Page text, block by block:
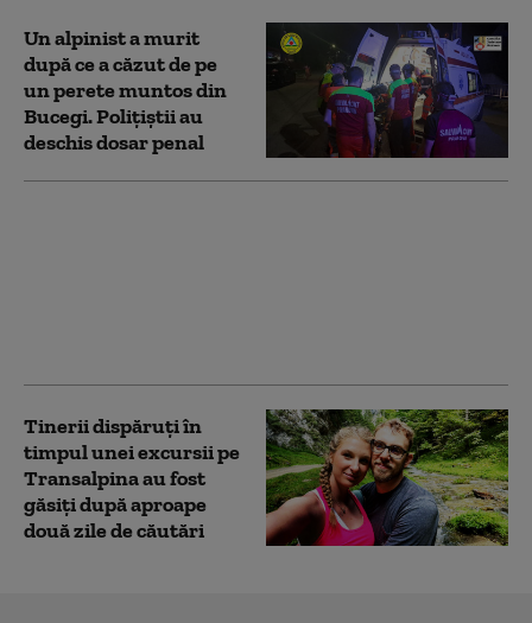
Un alpinist a murit
după ce a căzut de pe
un perete muntos din
Bucegi. Polițiștii au
deschis dosar penal
Tinerii dispăruți în
timpul unei excursii pe
Transalpina au fost
găsiți după aproape
două zile de căutări